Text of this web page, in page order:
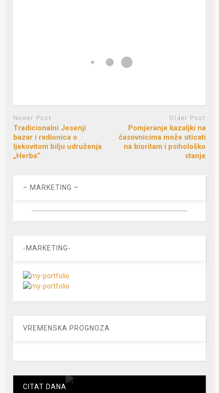
Newer Post
Tradicionalni Jesenji
bazar i radionica o
ljekovitom bilju udruženja
„Herba“
Older Post
Pomjeranje kazaljki na
časovnicima može uticati
na bioritam i psihološko
stanje
– MARKETING –
-MARKETING-
VREMENSKA PROGNOZA
CITAT DANA